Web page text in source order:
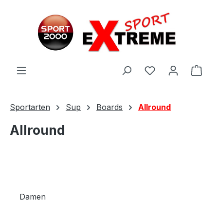
Sportarten Sup Boards Allround
Allround
Damen